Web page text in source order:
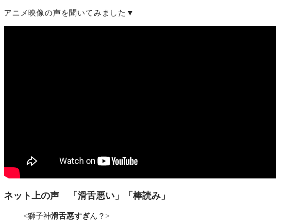
アニメ映像の声を聞いてみました▼
ネット上の声 「滑舌悪い」「棒読み」
<獅子神滑舌悪すぎん？>